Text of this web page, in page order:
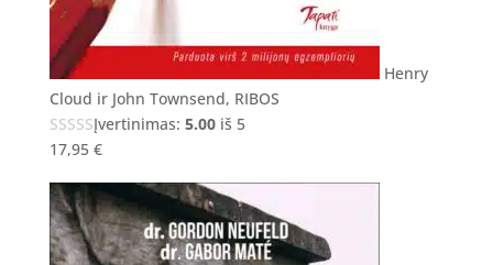
Henry
Cloud ir John Townsend, RIBOS
Įvertinimas: 5.00iš 5
17,95 €